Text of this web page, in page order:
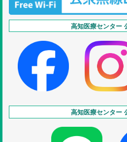
高知医療センター
高知医療センター